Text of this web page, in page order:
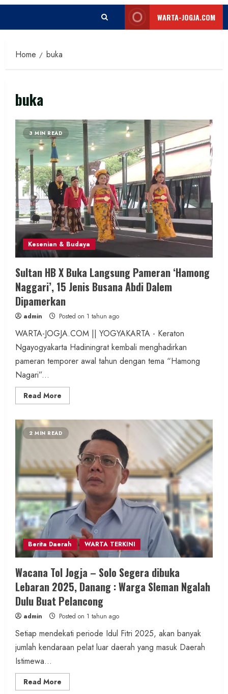
WARTA-JOGJA.COM
Home buka
buka
3 MIN READ
Kesenian & Budaya
Sultan HB X Buka Langsung Pameran ‘Hamong
Naggari’, 15 Jenis Busana Abdi Dalem
Dipamerkan
admin Posted on 1 tahun ago
WARTA-JOGJA.COM || YOGYAKARTA - Keraton
Ngayogyakarta Hadiningrat kembali menghadirkan
pameran temporer awal tahun dengan tema “Hamong
Nagari”...
Read More
more
X
Buka
Langsung
Pameran
‘Hamong
Naggari’,
15
Jenis
Busana
Abdi
Dalem
Dipamerkan
2 MIN READ
Berita Daerah WARTA TERKINI
Wacana Tol Jogja – Solo Segera dibuka
Lebaran 2025, Danang : Warga Sleman Ngalah
Dulu Buat Pelancong
admin Posted on 1 tahun ago
Setiap mendekati periode Idul Fitri 2025, akan banyak
jumlah kendaraan pelat luar daerah yang masuk Daerah
Istimewa...
Read More
more